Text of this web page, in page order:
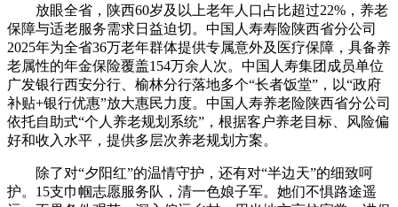
放眼全省，陕西60岁及以上老年人口占比超过22%，养老
保障与适老服务需求日益迫切。中国人寿寿险陕西省分公司
2025年为全省36万老年群体提供专属意外及医疗保障，具备养
老属性的年金保险覆盖154万余人次。中国人寿集团成员单位
广发银行西安分行、榆林分行落地多个“长者饭堂”，以“政府
补贴+银行优惠”放大惠民力度。中国人寿养老险陕西省分公司
依托自助式“个人养老规划系统”，根据客户养老目标、风险偏
好和收入水平，提供多层次养老规划方案。
除了对“夕阳红”的温情守护，还有对“半边天”的细致呵
护。15支巾帼志愿服务队，清一色娘子军。她们不惧路途遥